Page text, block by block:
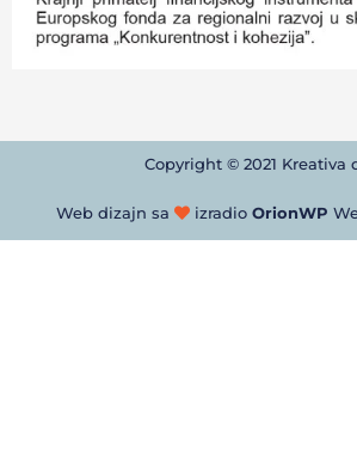
Copyright © 2021 Kreativa
Web dizajn sa izradio OrionWP